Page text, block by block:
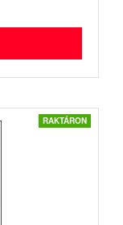
RAKTÁRON